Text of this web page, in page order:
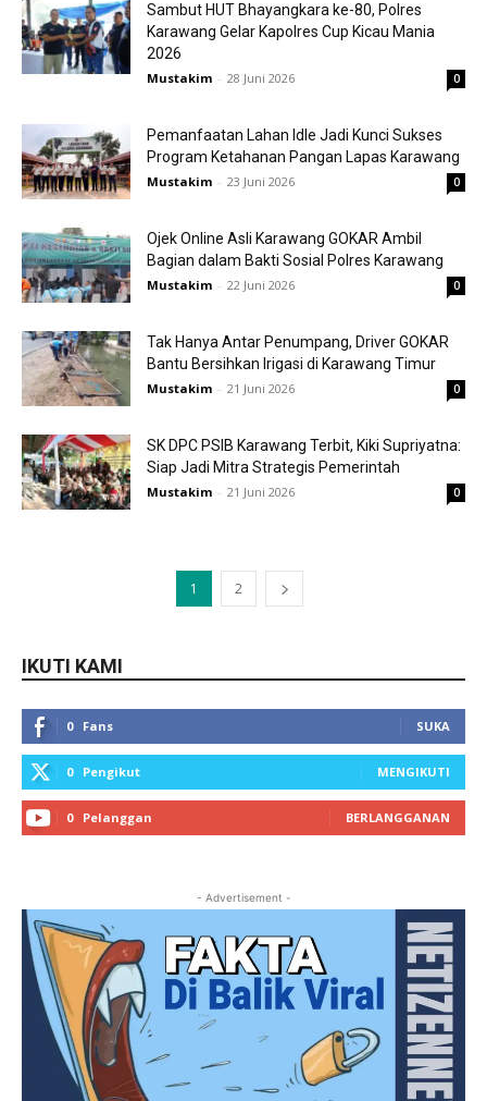
Sambut HUT Bhayangkara ke-80, Polres
Karawang Gelar Kapolres Cup Kicau Mania
2026
Mustakim - 28 Juni 2026 0
Pemanfaatan Lahan Idle Jadi Kunci Sukses
Program Ketahanan Pangan Lapas Karawang
Mustakim - 23 Juni 2026 0
Ojek Online Asli Karawang GOKAR Ambil
Bagian dalam Bakti Sosial Polres Karawang
Mustakim - 22 Juni 2026 0
Tak Hanya Antar Penumpang, Driver GOKAR
Bantu Bersihkan Irigasi di Karawang Timur
Mustakim - 21 Juni 2026 0
SK DPC PSIB Karawang Terbit, Kiki Supriyatna:
Siap Jadi Mitra Strategis Pemerintah
Mustakim - 21 Juni 2026 0
1 2
IKUTI KAMI
0 Fans SUKA
0 Pengikut MENGIKUTI
0 Pelanggan BERLANGGANAN
- Advertisement -